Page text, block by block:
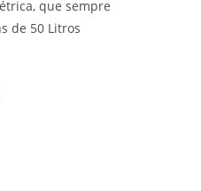
que sempre
de 50 Litros